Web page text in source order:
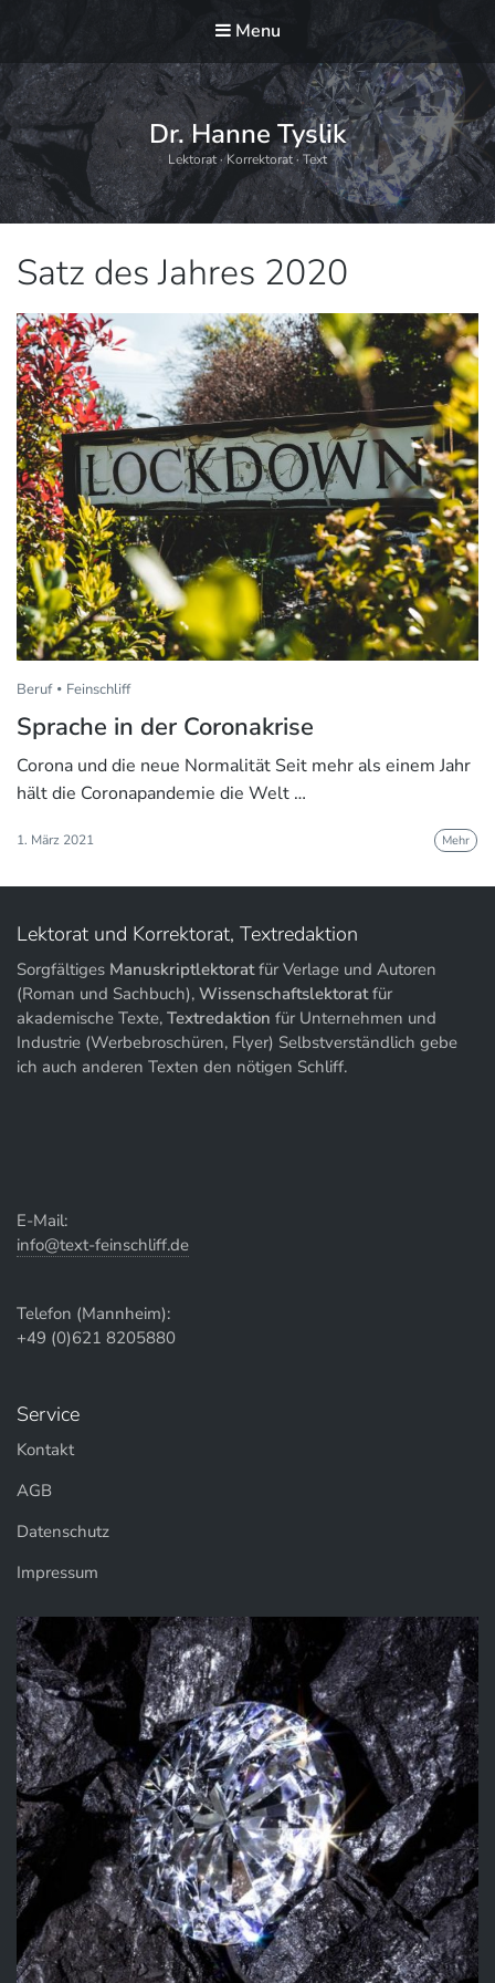
Menu
Dr. Hanne Tyslik
Lektorat · Korrektorat · Text
Schlagwort:
Satz des Jahres 2020
Beruf Feinschliff
Sprache in der Coronakrise
Corona und die neue Normalität Seit mehr als einem Jahr
hält die Coronapandemie die Welt …
1. März 2021 Mehr
Lektorat und Korrektorat, Textredaktion
Sorgfältiges Manuskriptlektoratfür Verlage und Autoren
(Roman und Sachbuch), Wissenschaftslektoratfür
akademische Texte, Textredaktion für Unternehmen und
Industrie (Werbebroschüren, Flyer) Selbstverständlich gebe
ich auch anderen Texten den nötigen Schliff.
E-Mail:
info@text-feinschliff.de
Telefon (Mannheim):
+49 (0)621 8205880
Service
Kontakt
AGB
Datenschutz
Impressum